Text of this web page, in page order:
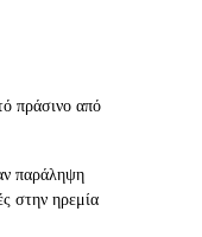
πράσινο από
παράληψη
στην ηρεμία